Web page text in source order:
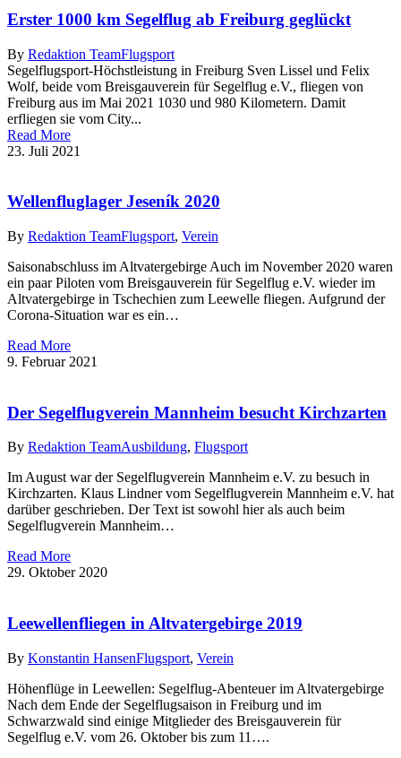
Erster 1000 km Segelflug ab Freiburg geglückt
By Redaktion TeamFlugsport
Segelflugsport-Höchstleistung in Freiburg Sven Lissel und Felix
Wolf, beide vom Breisgauverein für Segelflug e.V., fliegen von
Freiburg aus im Mai 2021 1030 und 980 Kilometern. Damit
erfliegen sie vom City...
Read More
23. Juli 2021
Wellenfluglager Jeseník 2020
By Redaktion TeamFlugsport, Verein
Saisonabschluss im Altvatergebirge Auch im November 2020 waren
ein paar Piloten vom Breisgauverein für Segelflug e.V. wieder im
Altvatergebirge in Tschechien zum Leewelle fliegen. Aufgrund der
Corona-Situation war es ein…
Read More
9. Februar 2021
Der Segelflugverein Mannheim besucht Kirchzarten
By Redaktion TeamAusbildung, Flugsport
Im August war der Segelflugverein Mannheim e.V. zu besuch in
Kirchzarten. Klaus Lindner vom Segelflugverein Mannheim e.V. hat
darüber geschrieben. Der Text ist sowohl hier als auch beim
Segelflugverein Mannheim…
Read More
29. Oktober 2020
Leewellenfliegen in Altvatergebirge 2019
By Konstantin HansenFlugsport, Verein
Höhenflüge in Leewellen: Segelflug-Abenteuer im Altvatergebirge
Nach dem Ende der Segelflugsaison in Freiburg und im
Schwarzwald sind einige Mitglieder des Breisgauverein für
Segelflug e.V. vom 26. Oktober bis zum 11….